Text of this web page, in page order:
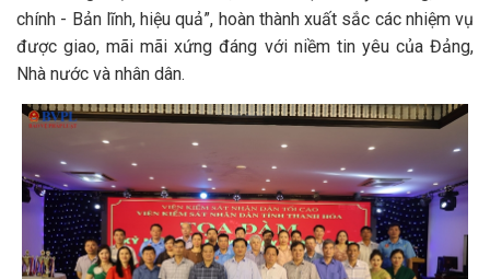
chính - Bản lĩnh, hiệu quả”, hoàn thành xuất sắc các nhiệm vụ
được giao, mãi mãi xứng đáng với niềm tin yêu của Đảng,
Nhà nước và nhân dân.